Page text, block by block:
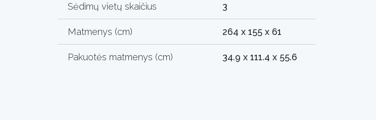
Sėdimų vietų skaičius 3
Matmenys (cm) 264 x 155 x 61
Pakuotės matmenys (cm) 34.9 x 111.4 x 55.6